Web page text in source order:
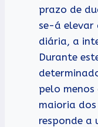
prazo de
se-á elevar
diária, a
Durante
pelo menos
maioria
responde a